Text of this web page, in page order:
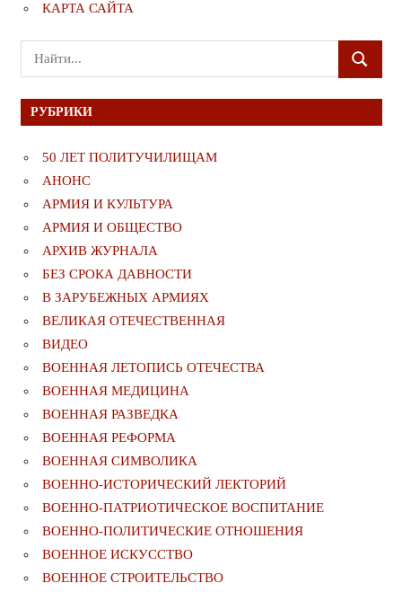
КАРТА САЙТА
Поиск
для:
ПОИСК
РУБРИКИ
50 ЛЕТ ПОЛИТУЧИЛИЩАМ
АНОНС
АРМИЯ И КУЛЬТУРА
АРМИЯ И ОБЩЕСТВО
АРХИВ ЖУРНАЛА
БЕЗ СРОКА ДАВНОСТИ
В ЗАРУБЕЖНЫХ АРМИЯХ
ВЕЛИКАЯ ОТЕЧЕСТВЕННАЯ
ВИДЕО
ВОЕННАЯ ЛЕТОПИСЬ ОТЕЧЕСТВА
ВОЕННАЯ МЕДИЦИНА
ВОЕННАЯ РАЗВЕДКА
ВОЕННАЯ РЕФОРМА
ВОЕННАЯ СИМВОЛИКА
ВОЕННО-ИСТОРИЧЕСКИЙ ЛЕКТОРИЙ
ВОЕННО-ПАТРИОТИЧЕСКОЕ ВОСПИТАНИЕ
ВОЕННО-ПОЛИТИЧЕСКИE ОТНОШЕНИЯ
ВОЕННОЕ ИСКУССТВО
ВОЕННОЕ СТРОИТЕЛЬСТВО